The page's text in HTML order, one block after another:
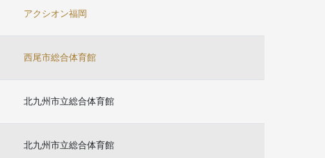
アクシオン福岡
西尾市総合体育館
北九州市立総合体育館
北九州市立総合体育館